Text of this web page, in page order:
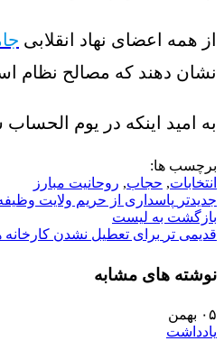
از همه اعضای نهاد انقلابی
نشان دهند که مصالح نظام
به امید اینکه در یوم
برچسب ها:
انتخابات, حجاب, روحانیت مبارز
جدیدتر پاسداری از حریم ولایت
بازگشت به لیست
قدیمی تر برای تعطیل نشدن کارخانه
نوشته های مشابه
۰۵ بهمن
یادداشت